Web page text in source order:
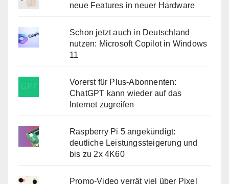
neue Features in neuer Hardware
Schon jetzt auch in Deutschland
nutzen: Microsoft Copilot in Windows
11
Vorerst für Plus-Abonnenten:
ChatGPT kann wieder auf das
Internet zugreifen
Raspberry Pi 5 angekündigt:
deutliche Leistungssteigerung und
bis zu 2x 4K60
Promo-Video verrät viel über Pixel